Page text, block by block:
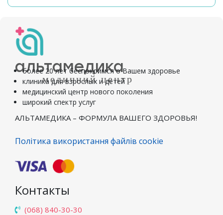
альтамедика
медичний центр
более 20 лет беспокоимся о Вашем здоровье
клиника для взрослых и детей
медицинский центр нового поколения
широкий спектр услуг
АЛЬТАМЕДИКА – ФОРМУЛА ВАШЕГО ЗДОРОВЬЯ!
Політика використання файлів cookie
Контакты
(068) 840-30-30